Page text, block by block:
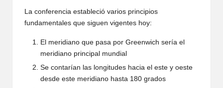
La conferencia estableció varios principios
fundamentales que siguen vigentes hoy:
El meridiano que pasa por Greenwich sería el
meridiano principal mundial
Se contarían las longitudes hacia el este y oeste
desde este meridiano hasta 180 grados